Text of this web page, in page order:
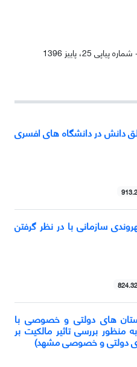
دانش در دانشگاه های افسری
سازمانی با در نظر گرفتن
های دولتی و خصوصی با
منظور بررسی تاثیر مالکیت بر
دولتی و خصوصی مشهد)